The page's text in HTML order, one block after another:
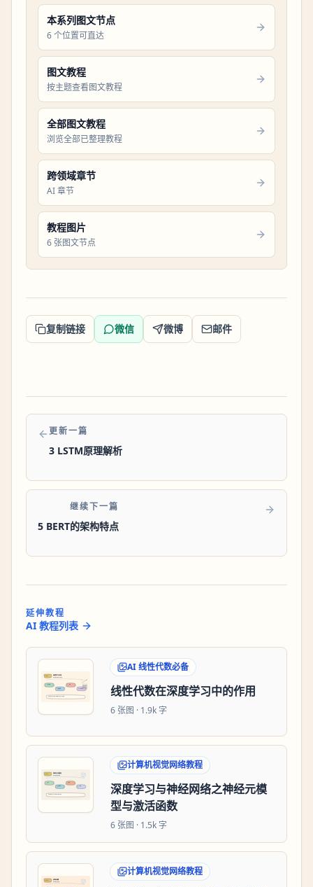
本系列图文节点
6 个位置可直达
图文教程
按主题查看图文教程
全部图文教程
浏览全部已整理教程
跨领域章节
AI 章节
教程图片
6 张图文节点
复制链接 微信 微博 邮件
更新一篇
3 LSTM原理解析
继续下一篇
5 BERT的架构特点
延伸教程
AI 教程列表
AI 线性代数必备
线性代数在深度学习中的作用
6 张图 · 1.9k 字
计算机视觉网络教程
深度学习与神经网络之神经元模
型与激活函数
6 张图 · 1.5k 字
计算机视觉网络教程